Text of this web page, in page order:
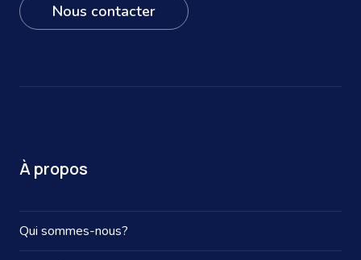
Nous contacter
À propos
Qui sommes-nous?